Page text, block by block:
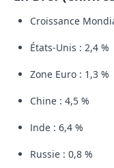
Croissance
États-Unis : 2,4 %
Zone Euro : 1,3 %
Chine : 4,5 %
Inde : 6,4 %
Russie : 0,8 %